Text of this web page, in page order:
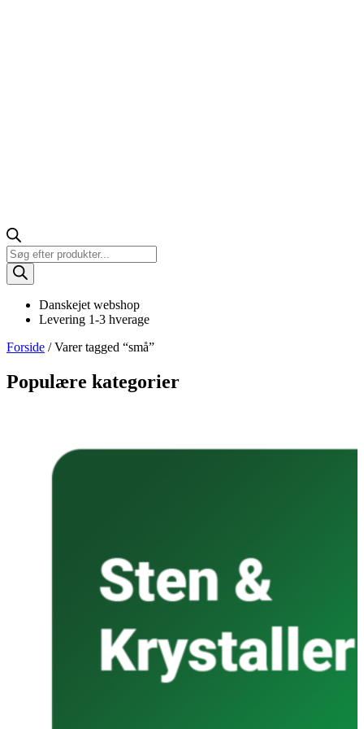
Products
search
Danskejet webshop
Levering 1-3 hverage
Forside / Varer tagged “små”
Populære kategorier